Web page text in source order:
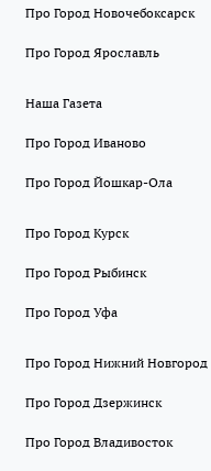
Про Город Новочебоксарск
Про Город Ярославль
Наша Газета
Про Город Иваново
Про Город Йошкар-Ола
Про Город Курск
Про Город Рыбинск
Про Город Уфа
Про Город Нижний Новгород
Про Город Дзержинск
Про Город Владивосток